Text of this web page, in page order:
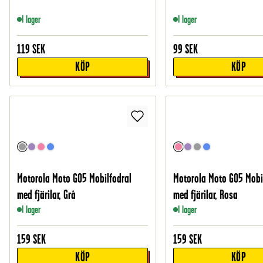
I lager
119 SEK
KÖP
I lager
99 SEK
KÖP
Motorola Moto G05 Mobilfodral
med fjärilar, Grå
I lager
159 SEK
KÖP
Motorola Moto G05
med fjärilar, Rosa
I lager
159 SEK
KÖP